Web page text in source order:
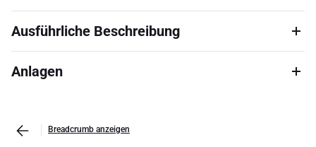
Ausführliche Beschreibung
Anlagen
Breadcrumb anzeigen